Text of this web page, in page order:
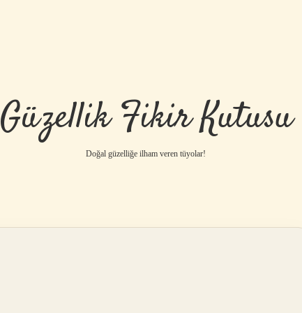
Güzellik Fikir Kutusu
Doğal güzelliğe ilham veren tüyolar!